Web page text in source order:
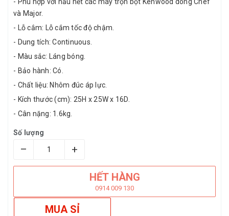
và Major.
- Lỗ cắm: Lỗ cắm tốc độ chậm.
- Dung tích: Continuous.
- Màu sắc: Láng bóng.
- Bảo hành: Có.
- Chất liệu: Nhôm đúc áp lực.
- Kích thước (cm): 25H x 25W x 16D.
- Cân nặng: 1.6kg.
Số lượng
– +
HẾT HÀNG
0914 009 130
MUA SỈ